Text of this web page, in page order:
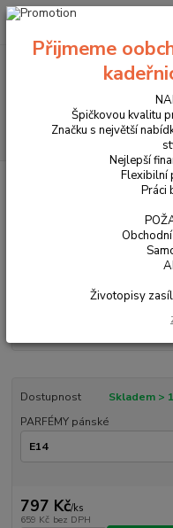
VŠECHNY PRODUKTY
PARFÉM
Dostupnost
Skladem >
PARFÉMY pánské
797 Kč/ks
659 Kč bez DPH
Přijmeme
Špičkovou kvalitu
Značku s největší
Nejlepší
Flexibilní
Práci
Životopisy